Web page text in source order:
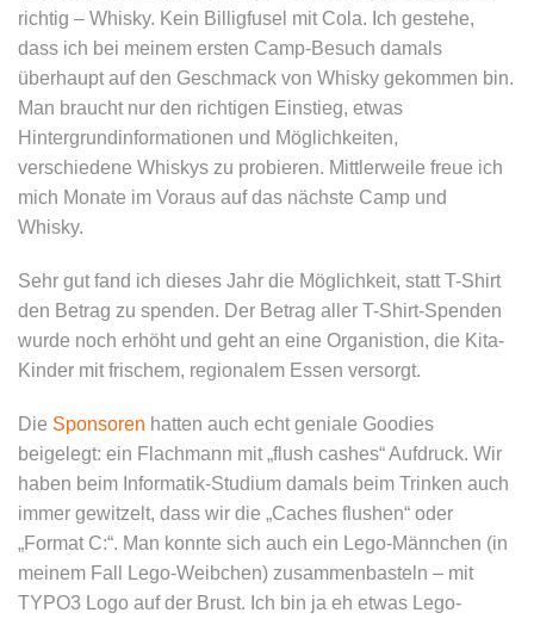
richtig – Whisky. Kein Billigfusel mit Cola. Ich gestehe,
dass ich bei meinem ersten Camp-Besuch damals
überhaupt auf den Geschmack von Whisky gekommen bin.
Man braucht nur den richtigen Einstieg, etwas
Hintergrundinformationen und Möglichkeiten,
verschiedene Whiskys zu probieren. Mittlerweile freue ich
mich Monate im Voraus auf das nächste Camp und
Whisky.
Sehr gut fand ich dieses Jahr die Möglichkeit, statt T-Shirt
den Betrag zu spenden. Der Betrag aller T-Shirt-Spenden
wurde noch erhöht und geht an eine Organistion, die Kita-
Kinder mit frischem, regionalem Essen versorgt.
Die Sponsoren hatten auch echt geniale Goodies
beigelegt: ein Flachmann mit „flush cashes“ Aufdruck. Wir
haben beim Informatik-Studium damals beim Trinken auch
immer gewitzelt, dass wir die „Caches flushen“ oder
„Format C:“. Man konnte sich auch ein Lego-Männchen (in
meinem Fall Lego-Weibchen) zusammenbasteln – mit
TYPO3 Logo auf der Brust. Ich bin ja eh etwas Lego-